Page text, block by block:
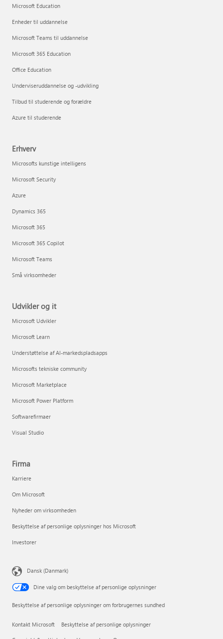
Microsoft Education
Enheder til uddannelse
Microsoft Teams til uddannelse
Microsoft 365 Education
Office Education
Underviseruddannelse og -udvikling
Tilbud til studerende og forældre
Azure til studerende
Erhverv
Microsofts kunstige intelligens
Microsoft Security
Azure
Dynamics 365
Microsoft 365
Microsoft 365 Copilot
Microsoft Teams
Små virksomheder
Udvikler og it
Microsoft Udvikler
Microsoft Learn
Understøttelse af AI-markedspladsapps
Microsofts tekniske community
Microsoft Marketplace
Microsoft Power Platform
Softwarefirmaer
Visual Studio
Firma
Karriere
Om Microsoft
Nyheder om virksomheden
Beskyttelse af personlige oplysninger hos Microsoft
Investorer
Dansk (Danmark)
Dine valg om beskyttelse af personlige oplysninger
Beskyttelse af personlige oplysninger om forbrugernes sundhed
Kontakt Microsoft Beskyttelse af personlige oplysninger